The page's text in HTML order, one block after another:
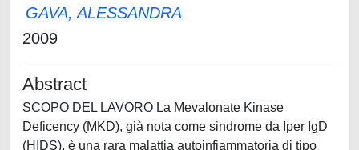
GAVA, ALESSANDRA
2009
Abstract
SCOPO DEL LAVORO La Mevalonate Kinase
Deficency (MKD), già nota come sindrome da Iper IgD
(HIDS), è una rara malattia autoinfiammatoria di tipo